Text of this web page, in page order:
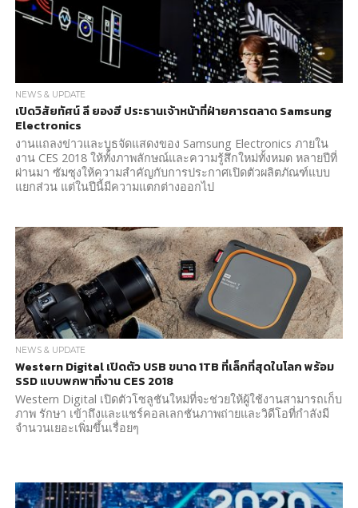
NEWS & UPDATE
เปิดวิสัยทัศน์ ลี ยองฮี ประธานเจ้าหน้าที่ฝ่ายการตลาด Samsung
Electronics
งานแถลงข่าวและบูธจัดแสดงของ Samsung Electronics ภายใน
งาน CES 2018 ให้ทั้งภาพลักษณ์และความรู้สึกใหม่ทั้งหมด หลายปีที่
ผ่านมา ซัมซุงให้ความสำคัญกับการประกาศเปิดตัวผลิตภัณฑ์แบบ
แยกส่วน แต่ในปีนี้มีความแตกต่างออกไป
NEWS & UPDATE
Western Digital เปิดตัว USB ขนาด 1TB ที่เล็กที่สุดในโลก พร้อม
SSD แบบพกพาที่งาน CES 2018
Western Digital เปิดตัวโซลูชันใหม่ที่จะช่วยให้ผู้ใช้งานสามารถเก็บ
ภาพ รักษา เข้าถึงและแชร์คอลเลกชันภาพถ่ายและวิดีโอที่กำลังมี
จำนวนเยอะเพิ่มขึ้นเรื่อยๆ